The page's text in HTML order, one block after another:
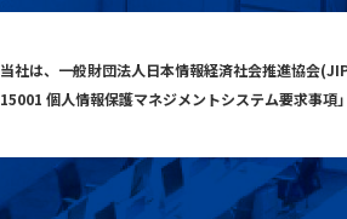
当社は、一般財団法人日本情報経済社会推進協会
15001 個人情報保護マネジメントシステム要求事項